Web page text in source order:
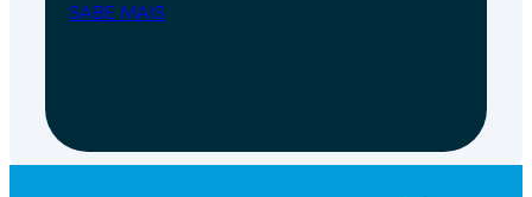
SABE MAIS